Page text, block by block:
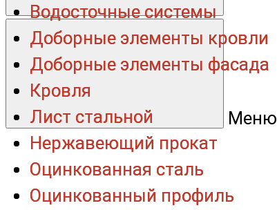
Меню
Водосточные системы
Доборные элементы кровли
Доборные элементы фасада
Кровля
Лист стальной
Нержавеющий прокат
Оцинкованная сталь
Оцинкованный профиль
Водосточные системы
Доборные элементы кровли
Доборные элементы фасада
Кровля
Лист стальной
Нержавеющий прокат
Оцинкованная сталь
Оцинкованный профиль